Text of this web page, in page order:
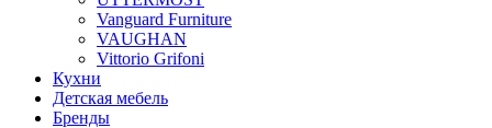
Vanguard Furniture
VAUGHAN
Vittorio Grifoni
Кухни
Детская мебель
Бренды